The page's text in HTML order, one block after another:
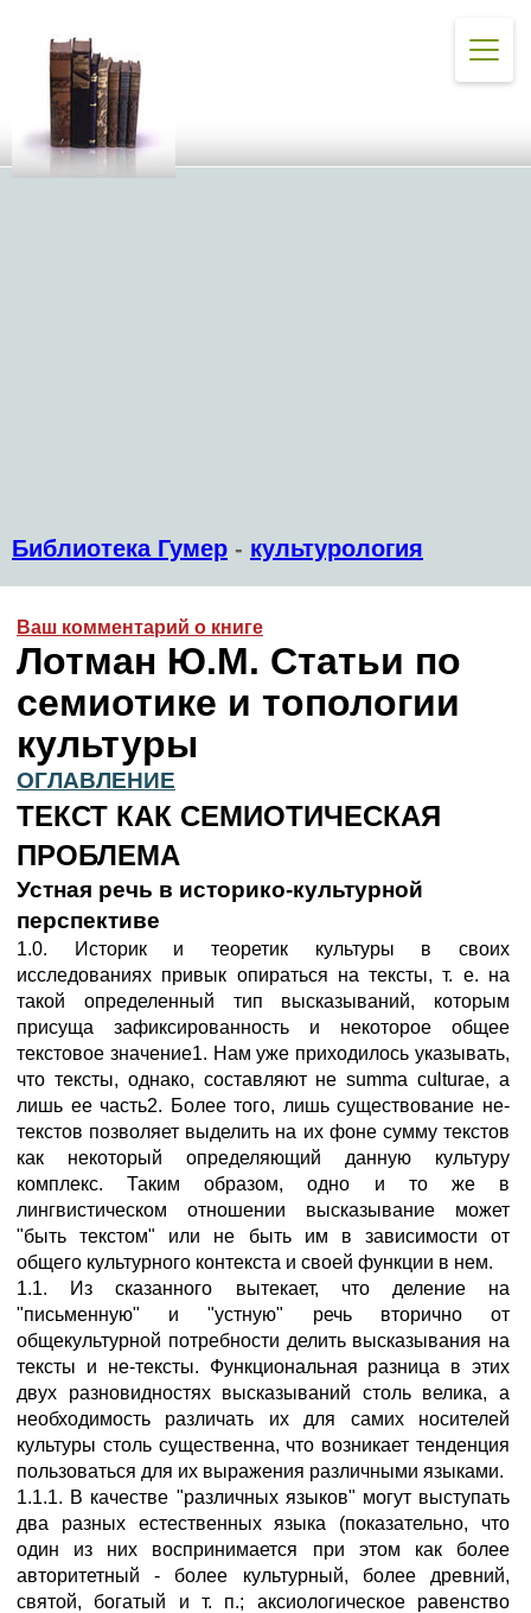
Библиотека Гумер - культурология
Ваш комментарий о книге
Лотман Ю.М. Статьи по
семиотике и топологии
культуры
ОГЛАВЛЕНИЕ
ТЕКСТ КАК СЕМИОТИЧЕСКАЯ
ПРОБЛЕМА
Устная речь в историко-культурной
перспективе
1.0. Историк и теоретик культуры в своих
исследованиях привык опираться на тексты, т. е. на
такой определенный тип высказываний, которым
присуща зафиксированность и некоторое общее
текстовое значение1. Нам уже приходилось указывать,
что тексты, однако, составляют не summa culturae, а
лишь ее часть2. Более того, лишь существование не-
текстов позволяет выделить на их фоне сумму текстов
как некоторый определяющий данную культуру
комплекс. Таким образом, одно и то же в
лингвистическом отношении высказывание может
"быть текстом" или не быть им в зависимости от
общего культурного контекста и своей функции в нем.
1.1. Из сказанного вытекает, что деление на
"письменную" и "устную" речь вторично от
общекультурной потребности делить высказывания на
тексты и не-тексты. Функциональная разница в этих
двух разновидностях высказываний столь велика, а
необходимость различать их для самих носителей
культуры столь существенна, что возникает тенденция
пользоваться для их выражения различными языками.
1.1.1. В качестве "различных языков" могут выступать
два разных естественных языка (показательно, что
один из них воспринимается при этом как более
авторитетный - более культурный, более древний,
святой, богатый и т. п.; аксиологическое равенство